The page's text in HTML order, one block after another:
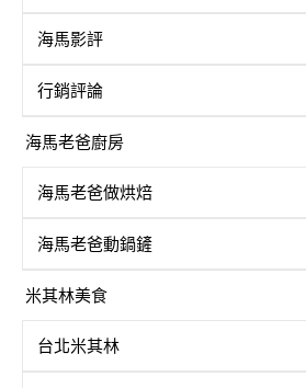
海馬影評
行銷評論
海馬老爸廚房
海馬老爸做烘焙
海馬老爸動鍋鏟
米其林美食
台北米其林